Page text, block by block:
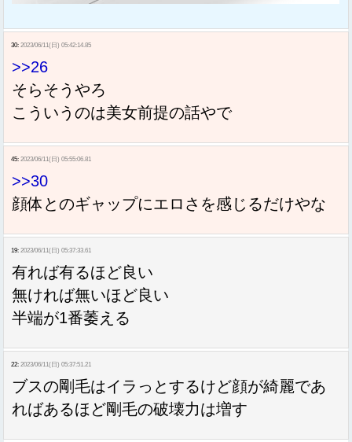
30: 2023/06/11(日) 05:42:14.85
>>26
そらそうやろ
こういうのは美女前提の話やで
45: 2023/06/11(日) 05:55:06.81
>>30
顔体とのギャップにエロさを感じるだけやな
19: 2023/06/11(日) 05:37:33.61
有れば有るほど良い
無ければ無いほど良い
半端が1番萎える
22: 2023/06/11(日) 05:37:51.21
ブスの剛毛はイラっとするけど顔が綺麗であ
ればあるほど剛毛の破壊力は増す